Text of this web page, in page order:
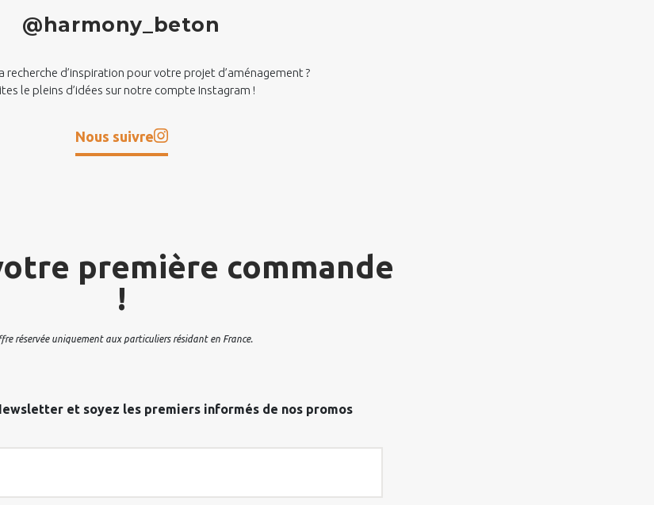
@harmony_beton
recherche d’inspiration pour votre projet d’aménagement ?
le pleins d’idées sur notre compte Instagram !
Nous suivre
première commande
!
réservée uniquement aux particuliers résidant en France.
et soyez les premiers informés de nos promos